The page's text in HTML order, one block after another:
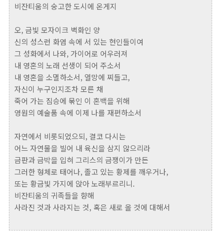
비잔티움의 숭고한 도시에 온게지
오, 금빛 모자이크 벽화인 양
신의 성스런 화염 속에 서 있는 현인들이여
그 성화에서 나와, 가이어로 어우러져
내 영혼의 노래 선생이 되어 주소서
내 영혼을 소멸하소서, 열망에 찌들고,
자신이 누구인지조차 모른 채
죽어 가는 짐승에 묶인 이 혼백을 위해
영원의 예술품 속에 이제 나를 재편하소서
자연에서 비롯되었으되, 결코 다시는
어느 자연물을 빌어 내 육신을 삼지 않으리라
금판과 금박을 입혀 그리스의 금쟁이가 만든
그러한 형체로 태어나, 졸고 있는 황제를 깨우거나,
또는 황금빛 가지에 앉아 노래부르리니.
비잔티움의 귀족들을 향해
사라진 것과 사라지는 것, 혹은 새로 올 것에 대해서